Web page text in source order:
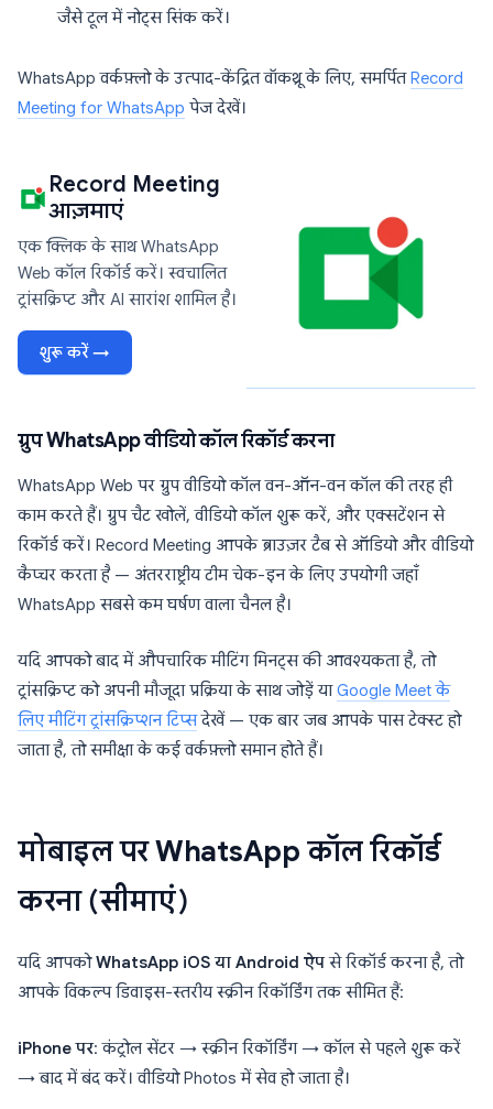
जैसे टूल में नोट्स सिंक करें।
WhatsApp वर्कफ़्लो के उत्पाद-केंद्रित वॉकथ्रू के लिए, समर्पित Record
Meeting for WhatsApp पेज देखें।
Record Meeting
आज़माएं
एक क्लिक के साथ WhatsApp
Web कॉल रिकॉर्ड करें। स्वचालित
ट्रांसक्रिप्ट और AI सारांश शामिल है।
शुरू करें →
ग्रुप WhatsApp वीडियो कॉल रिकॉर्ड करना
WhatsApp Web पर ग्रुप वीडियो कॉल वन-ऑन-वन कॉल की तरह ही
काम करते हैं। ग्रुप चैट खोलें, वीडियो कॉल शुरू करें, और एक्सटेंशन से
रिकॉर्ड करें। Record Meeting आपके ब्राउज़र टैब से ऑडियो और वीडियो
कैप्चर करता है — अंतरराष्ट्रीय टीम चेक-इन के लिए उपयोगी जहाँ
WhatsApp सबसे कम घर्षण वाला चैनल है।
यदि आपको बाद में औपचारिक मीटिंग मिनट्स की आवश्यकता है, तो
ट्रांसक्रिप्ट को अपनी मौजूदा प्रक्रिया के साथ जोड़ें याGoogle Meet के
लिए मीटिंग ट्रांसक्रिप्शन टिप्सदेखें — एक बार जब आपके पास टेक्स्ट हो
जाता है, तो समीक्षा के कई वर्कफ़्लो समान होते हैं।
मोबाइल पर WhatsApp कॉल रिकॉर्ड
करना (सीमाएं)
यदि आपकोWhatsApp iOS या Android ऐपसे रिकॉर्ड करना है, तो
आपके विकल्प डिवाइस-स्तरीय स्क्रीन रिकॉर्डिंग तक सीमित हैं:
iPhone पर: कंट्रोल सेंटर → स्क्रीन रिकॉर्डिंग → कॉल से पहले शुरू करें
→ बाद में बंद करें। वीडियो Photos में सेव हो जाता है।